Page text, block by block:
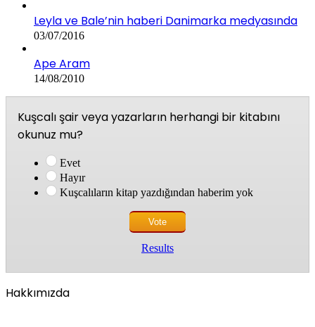
Leyla ve Bale’nin haberi Danimarka medyasında
03/07/2016
Ape Aram
14/08/2010
Kuşcalı şair veya yazarların herhangi bir kitabını
okunuz mu?
Evet
Hayır
Kuşcalıların kitap yazdığından haberim yok
Results
Hakkımızda